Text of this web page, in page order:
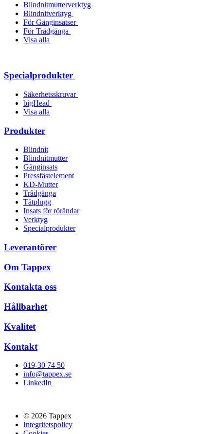
Blindnitmutterverktyg
Blindnitverktyg
För Gänginsatser
För Trådgänga
Visa alla
Specialprodukter
Säkerhetsskruvar
bigHead
Visa alla
Produkter
Blindnit
Blindnitmutter
Gänginsats
Pressfästelement
KD-Mutter
Trådgänga
Tätplugg
Insats för rörändar
Verktyg
Specialprodukter
Leverantörer
Om Tappex
Kontakta oss
Hållbarhet
Kvalitet
Kontakt
019-30 74 50
info@tappex.se
LinkedIn
© 2026 Tappex
Integritetspolicy